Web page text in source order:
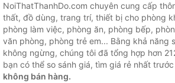
NoiThatThanhDo.com chuyên cung cấp
thất, đồ dùng, trang trí, thiết bị cho phòng
phòng làm việc, phòng ăn, phòng bếp,
văn phòng, phòng trẻ em... Bằng khả năng
không ngừng, chúng tôi đã tổng hợp hơn
bạn có thể so sánh giá, tìm giá rẻ nhất
không bán hàng.